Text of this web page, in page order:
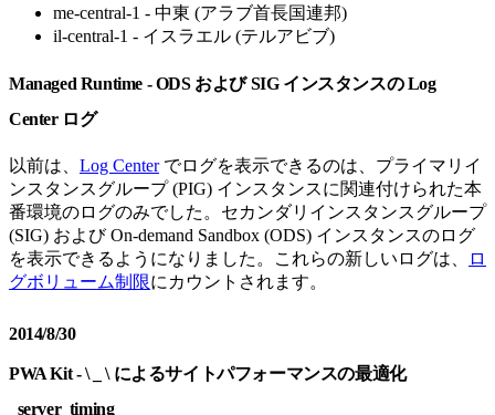
me-central-1 - 中東 (アラブ首長国連邦)
il-central-1 - イスラエル (テルアビブ)
Managed Runtime - ODS および SIG インスタンスの Log
Center ログ
以前は、 Log Centerでログを表示できるのは、プライマリイ
ンスタンスグループ (PIG) インスタンスに関連付けられた本
番環境のログのみでした。セカンダリインスタンスグループ
(SIG) および On-demand Sandbox (ODS) インスタンスのログ
を表示できるようになりました。これらの新しいログは、
ロ
グボリューム制限にカウントされます。
2014/8/30
PWA Kit - \ _ \ によるサイトパフォーマンスの最適化
_server_timing